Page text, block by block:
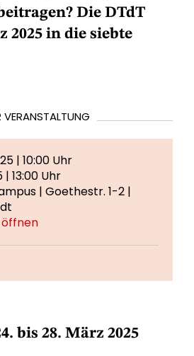
Die DTdT
2025 in die siebte
| 10:00 Uhr
| 13:00 Uhr
| Goethestr. 1-2 |
öffnen
bis 28. März 2025